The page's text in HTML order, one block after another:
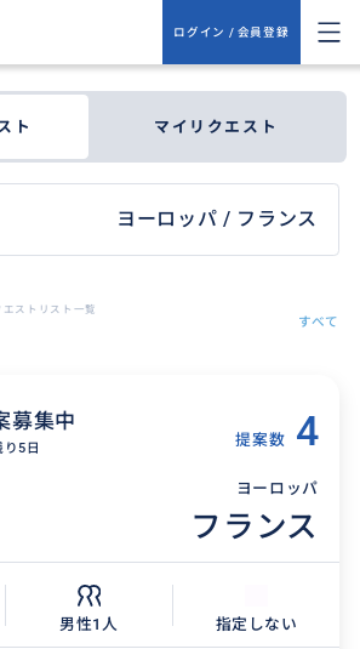
ログイン / 会員登録
ト マイリクエスト
ヨーロッパ / フランス
ストリスト一覧
すべて
募集中
り5日 提案数 4
ヨーロッパ
フランス
男性1人 指定しない